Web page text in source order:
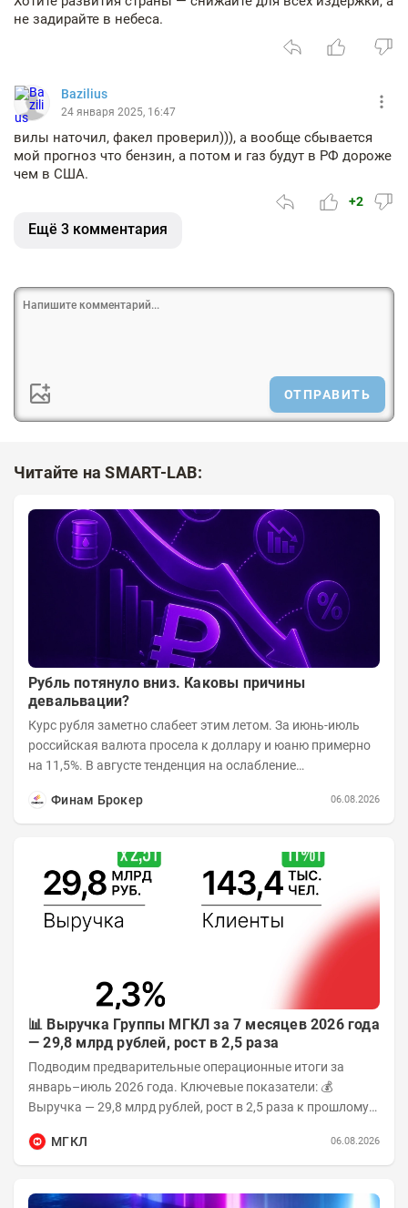
не задирайте в небеса.
Bazilius
24 января 2025, 16:47
вилы наточил, факел проверил))), а вообще сбывается
мой прогноз что бензин, а потом и газ будут в РФ дороже
чем в США.
+2
Ещё 3 комментария
ОТПРАВИТЬ
Читайте на SMART-LAB:
Рубль потянуло вниз. Каковы причины
девальвации?
Курс рубля заметно слабеет этим летом. За июнь-июль
российская валюта просела к доллару и юаню примерно
на 11,5%. В августе тенденция на ослабление
Финам Брокер
06.08.2026
📊 Выручка Группы МГКЛ за 7 месяцев 2026 года
— 29,8 млрд рублей, рост в 2,5 раза
Подводим предварительные операционные итоги за
январь–июль 2026 года. Ключевые показатели: 💰
Выручка — 29,8 млрд рублей, рост в 2,5 раза к прошлому
МГКЛ
06.08.2026